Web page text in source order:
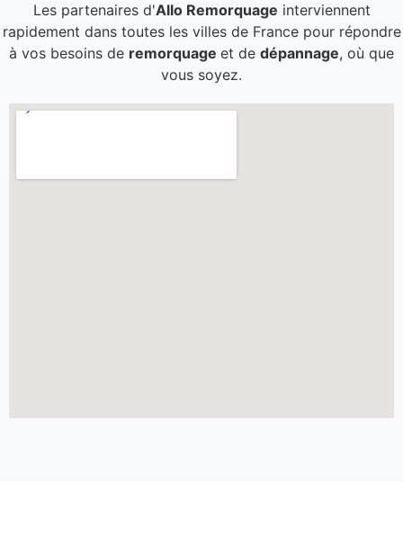
Les partenaires d'Allo Remorquage interviennent
rapidement dans toutes les villes de France pour répondre
à vos besoins de remorquage et de dépannage, où que
vous soyez.